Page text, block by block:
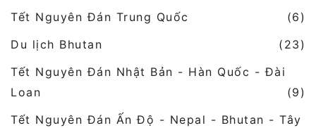
Tết Nguyên Đán Trung Quốc
(6)
Du lịch Bhutan
(23)
Tết Nguyên Đán Nhật Bản - Hàn Quốc - Đài
Loan
(9)
Tết Nguyên Đán Ấn Độ - Nepal - Bhutan - Tây